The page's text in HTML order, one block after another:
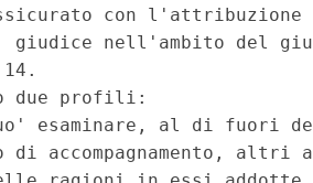
con l'attribuzione
nell'ambito del
due profili:
esaminare, al di fuori
accompagnamento, altri